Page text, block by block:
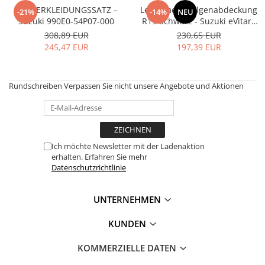
MOVANO
TIGRA-B 2004-2009
ZAFIRA
Mazda CX-80 KL
SX4 S-CROSS Hybrid 48V 2020-
prezent
S-CROSS HYBRID 48V 2022-prezent
VITARA Hybrid 48V 2020-prezent
VITARA Strong Hybrid 140V 2022-
SPARK M300 2010-2018
-21%
TÜRVERKLEIDUNGSSATZ –
Suzuki 990E0-54P07-000
308,89 EUR
245,47 EUR
-14% NEU
Leichtmetallfelgenabdeckung
R19 Schwarz - Suzuki eVitara
43240M58U50-0CE
230,65 EUR
197,39 EUR
Rundschreiben Verpassen Sie nicht unsere Angebote und Aktionen
Ich möchte Newsletter mit der Ladenaktion
erhalten. Erfahren Sie mehr
Datenschutzrichtlinie
UNTERNEHMEN
KUNDEN
KOMMERZIELLE DATEN